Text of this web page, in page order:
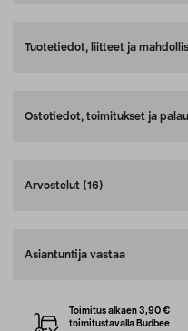
Tuotetiedot, liitteet ja
Ostotiedot, toimitukset ja
Arvostelut (16)
Asiantuntija vastaa
Toimitus alkaen 3,90 €
toimitustavalla Budbee